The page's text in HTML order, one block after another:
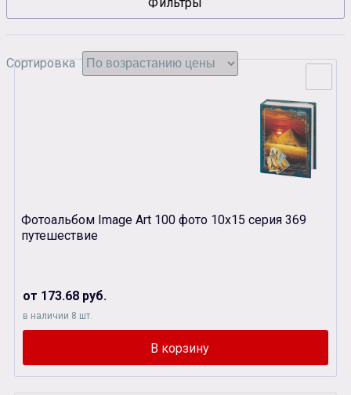
Сувенирная продукция Зарядные устройства
Аксессуары
Сортировка
Фотоальбом Image Art 100 фото 10х15 серия 369
путешествие
от 173.68 руб.
в наличии 8 шт.